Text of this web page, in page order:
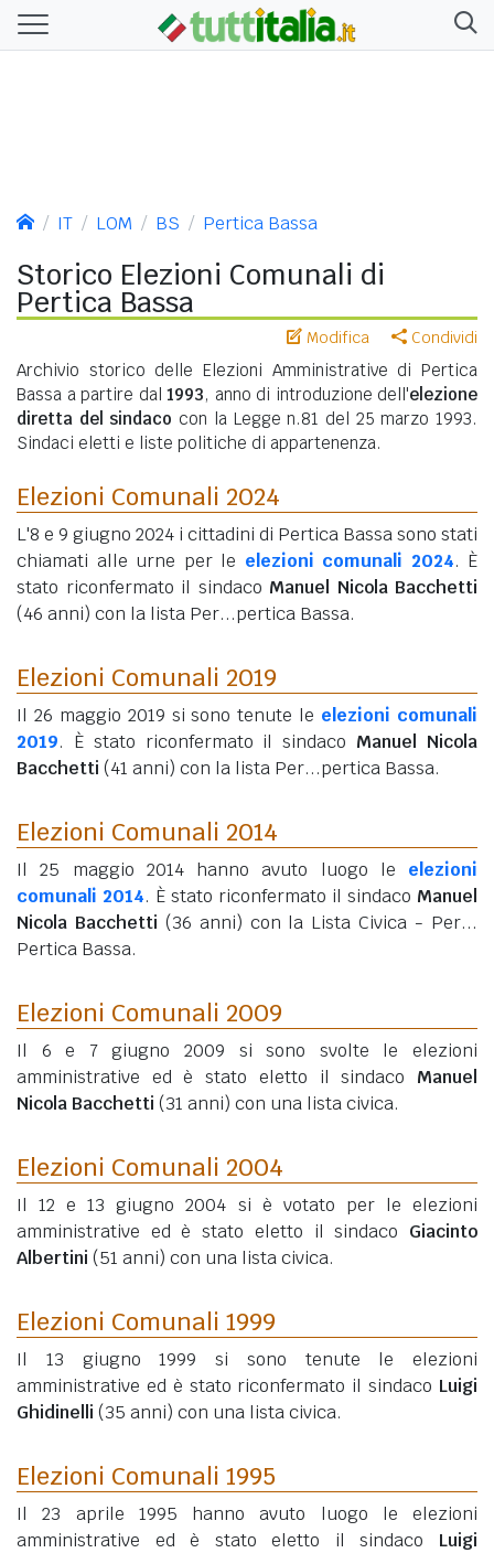
IT LOM BS Pertica Bassa
Storico Elezioni Comunali di
Pertica Bassa
Modifica Condividi
Archivio storico delle Elezioni Amministrative di Pertica
Bassa a partire dal 1993, anno di introduzione dell'elezione
diretta del sindaco con la Legge n.81 del 25 marzo 1993.
Sindaci eletti e liste politiche di appartenenza.
Elezioni Comunali 2024
L'8 e 9 giugno 2024 i cittadini di Pertica Bassa sono stati
chiamati alle urne per le elezioni comunali 2024. È
stato riconfermato il sindaco Manuel Nicola Bacchetti
(46 anni) con la lista Per...pertica Bassa.
Elezioni Comunali 2019
Il 26 maggio 2019 si sono tenute le elezioni comunali
2019. È stato riconfermato il sindaco Manuel Nicola
Bacchetti (41 anni) con la lista Per...pertica Bassa.
Elezioni Comunali 2014
Il 25 maggio 2014 hanno avuto luogo le elezioni
comunali 2014. È stato riconfermato il sindaco Manuel
Nicola Bacchetti (36 anni) con la Lista Civica - Per...
Pertica Bassa.
Elezioni Comunali 2009
Il 6 e 7 giugno 2009 si sono svolte le elezioni
amministrative ed è stato eletto il sindaco Manuel
Nicola Bacchetti (31 anni) con una lista civica.
Elezioni Comunali 2004
Il 12 e 13 giugno 2004 si è votato per le elezioni
amministrative ed è stato eletto il sindaco Giacinto
Albertini (51 anni) con una lista civica.
Elezioni Comunali 1999
Il 13 giugno 1999 si sono tenute le elezioni
amministrative ed è stato riconfermato il sindaco Luigi
Ghidinelli (35 anni) con una lista civica.
Elezioni Comunali 1995
Il 23 aprile 1995 hanno avuto luogo le elezioni
amministrative ed è stato eletto il sindaco Luigi